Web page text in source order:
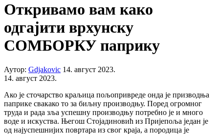
Откривамо вам како
одгајити врхунску
СОМБОРКУ паприку
Аутор: Gdjakovic 14. август 2023.
14. август 2023.
Ако је сточарство краљица пољопривреде онда је призводња
паприке свакако то за биљну производњу. Поред огромног
труда и рада зља успешну производњу потребно је и много
воде и искуства. Његош Стојадиновић из Пријепоља један је
од најуспешнијих повртара из свог краја, а породица је